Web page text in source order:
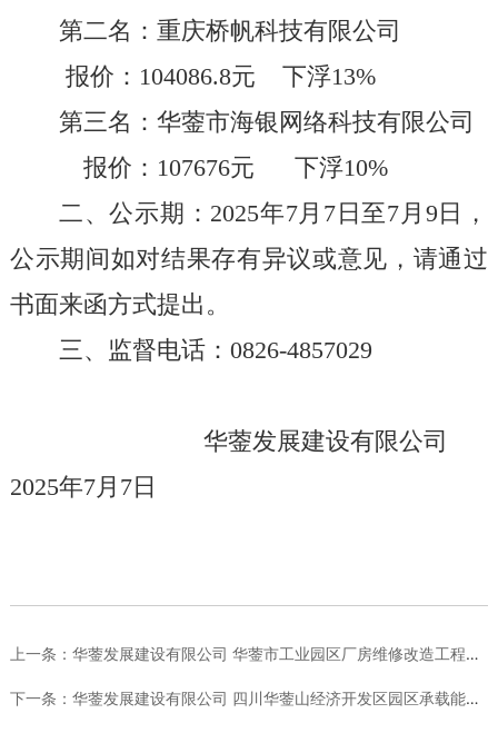
第二名： 重庆桥帆科技有限公司
报价： 104086.8元 下浮13%
第三名： 华蓥市海银网络科技有限公司
报价： 107676元 下浮10%
二、公示期： 2025年7月 7日至7 月 9日 ，
公示期间如对结果存有异议或意见，请通过
书面来函方式提出。
三、监督电话： 0826-4857029
华蓥发展建设有限公司
2025年7月 7日
上一条： 华蓥发展建设有限公司 华蓥市工业园区厂房维修改造工程环氧地坪...
下一条： 华蓥发展建设有限公司 四川华蓥山经济开发区园区承载能力提升项...